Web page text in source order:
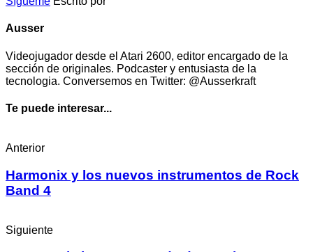
Ausser
Videojugador desde el Atari 2600, editor encargado de la
sección de originales. Podcaster y entusiasta de la
tecnologia. Conversemos en Twitter: @Ausserkraft
Te puede interesar...
Anterior
Harmonix y los nuevos instrumentos de Rock
Band 4
Siguiente